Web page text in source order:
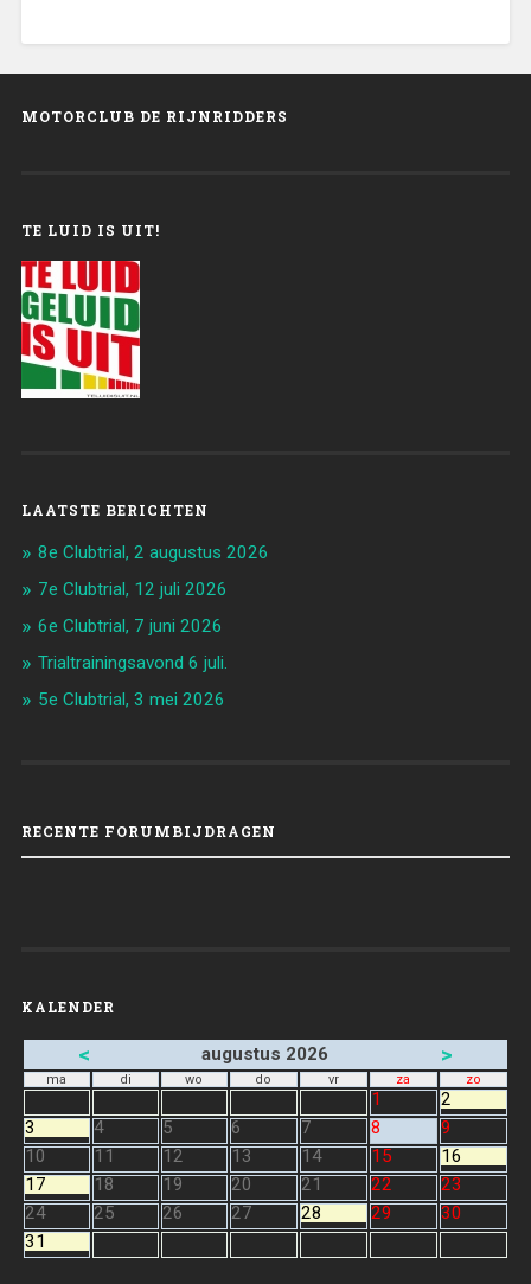
MOTORCLUB DE RIJNRIDDERS
TE LUID IS UIT!
LAATSTE BERICHTEN
8e Clubtrial, 2 augustus 2026
7e Clubtrial, 12 juli 2026
6e Clubtrial, 7 juni 2026
Trialtrainingsavond 6 juli.
5e Clubtrial, 3 mei 2026
RECENTE FORUMBIJDRAGEN
KALENDER
< augustus 2026 >
ma di wo do vr za zo
1
2
3
4 5 6 7 8
9
10
11 12 13 14 15
16
17
18 19 20 21 22
23
24
25 26 27 28 29
30
31